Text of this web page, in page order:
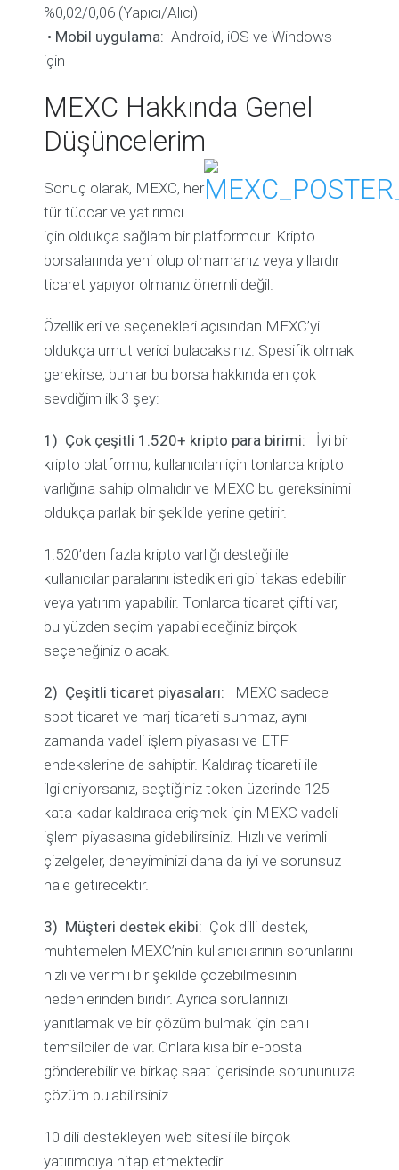
%0,02/0,06 (Yapıcı/Alıcı)
• Mobil uygulama: Android, iOS ve Windows
için
MEXC Hakkında Genel
Düşüncelerim
Sonuç olarak, MEXC, her
tür tüccar ve yatırımcı
için oldukça sağlam bir platformdur. Kripto
borsalarında yeni olup olmamanız veya yıllardır
ticaret yapıyor olmanız önemli değil.
Özellikleri ve seçenekleri açısından MEXC’yi
oldukça umut verici bulacaksınız. Spesifik olmak
gerekirse, bunlar bu borsa hakkında en çok
sevdiğim ilk 3 şey:
1) Çok çeşitli 1.520+ kripto para birimi: İyi bir
kripto platformu, kullanıcıları için tonlarca kripto
varlığına sahip olmalıdır ve MEXC bu gereksinimi
oldukça parlak bir şekilde yerine getirir.
1.520’den fazla kripto varlığı desteği ile
kullanıcılar paralarını istedikleri gibi takas edebilir
veya yatırım yapabilir. Tonlarca ticaret çifti var,
bu yüzden seçim yapabileceğiniz birçok
seçeneğiniz olacak.
2) Çeşitli ticaret piyasaları:
MEXC sadece
spot ticaret ve marj ticareti sunmaz, aynı
zamanda vadeli işlem piyasası ve ETF
endekslerine de sahiptir. Kaldıraç ticareti ile
ilgileniyorsanız, seçtiğiniz token üzerinde 125
kata kadar kaldıraca erişmek için MEXC vadeli
işlem piyasasına gidebilirsiniz. Hızlı ve verimli
çizelgeler, deneyiminizi daha da iyi ve sorunsuz
hale getirecektir.
3) Müşteri destek ekibi: Çok dilli destek,
muhtemelen MEXC’nin kullanıcılarının sorunlarını
hızlı ve verimli bir şekilde çözebilmesinin
nedenlerinden biridir. Ayrıca sorularınızı
yanıtlamak ve bir çözüm bulmak için canlı
temsilciler de var. Onlara kısa bir e-posta
gönderebilir ve birkaç saat içerisinde sorununuza
çözüm bulabilirsiniz.
10 dili destekleyen web sitesi ile birçok
yatırımcıya hitap etmektedir.